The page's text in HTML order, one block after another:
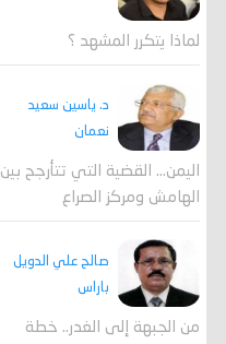
لماذا يتكرر المشهد ؟
د. ياسين سعيد
نعمان
اليمن… القضية التي تتأرجح بين
الهامش ومركز الصراع
صالح علي الدويل
باراس
من الجبهة إلى الغدر.. خطة